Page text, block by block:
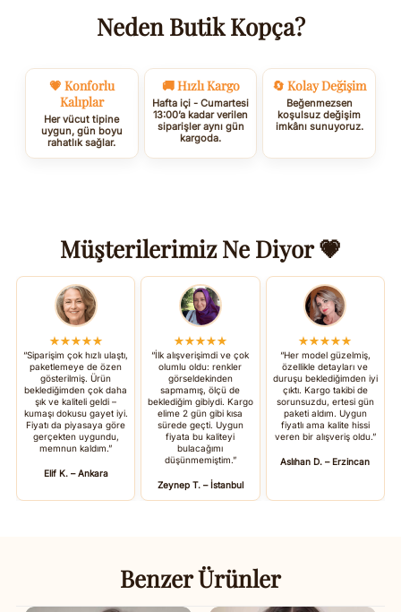
Neden Butik Kopça?
💗 Konforlu
Kalıplar
Her vücut tipine
uygun, gün boyu
rahatlık sağlar.
🚚 Hızlı Kargo
Hafta içi - Cumartesi
13:00’a kadar verilen
siparişler aynı gün
kargoda.
🔄 Kolay Değişim
Beğenmezsen
koşulsuz değişim
imkânı sunuyoruz.
Müşterilerimiz Ne Diyor 💗
★★★★★
“Siparişim çok hızlı ulaştı,
paketlemeye de özen
gösterilmiş. Ürün
beklediğimden çok daha
şık ve kaliteli geldi –
kumaşı dokusu gayet iyi.
Fiyatı da piyasaya göre
gerçekten uygundu,
memnun kaldım.”
Elif K. – Ankara
★★★★★
“İlk alışverişimdi ve çok
olumlu oldu: renkler
görseldekinden
sapmamış, ölçü de
beklediğim gibiydi. Kargo
elime 2 gün gibi kısa
sürede geçti. Uygun
fiyata bu kaliteyi
bulacağımı
düşünmemiştim.”
Zeynep T. – İstanbul
★★★★★
“Her model güzelmiş,
özellikle detayları ve
duruşu beklediğimden iyi
çıktı. Kargo takibi de
sorunsuzdu, ertesi gün
paketi aldım. Uygun
fiyatlı ama kalite hissi
veren bir alışveriş oldu.”
Aslıhan D. – Erzincan
Benzer Ürünler